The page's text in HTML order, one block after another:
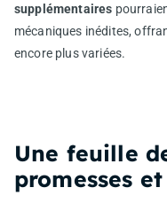
supplémentaires
mécaniques inédites,
encore plus variées.
Une feuille
promesses